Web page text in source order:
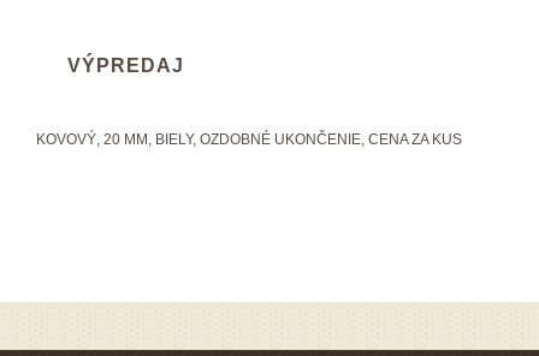
VÝPREDAJ
KOVOVÝ, 20 MM, BIELY, OZDOBNÉ UKONČENIE, CENA ZA KUS